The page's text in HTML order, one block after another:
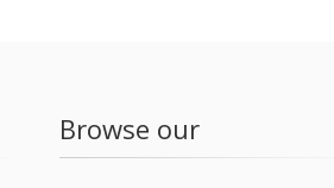
Browse our